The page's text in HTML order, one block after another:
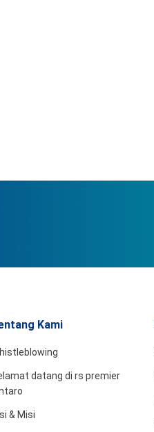
Kami
datang di rs premier
& Misi